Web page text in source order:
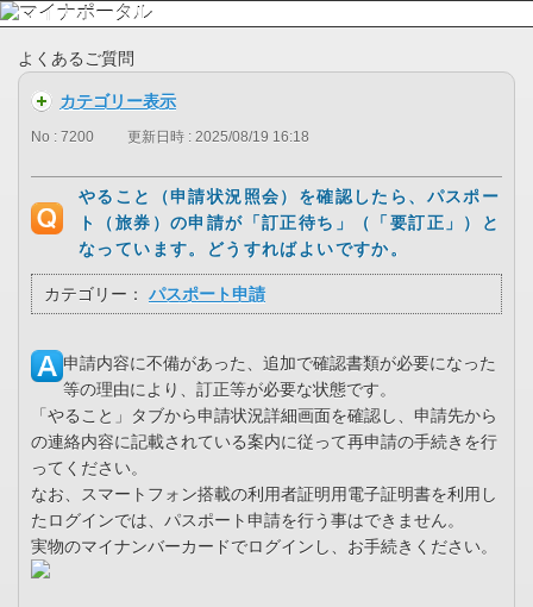
よくあるご質問
カテゴリー表示
No : 7200 更新日時 : 2025/08/19 16:18
やること（申請状況照会）を確認したら、パスポー
ト（旅券）の申請が「訂正待ち」（「要訂正」）と
なっています。どうすればよいですか。
カテゴリー： パスポート申請
申請内容に不備があった、追加で確認書類が必要になった
等の理由により、訂正等が必要な状態です。
「やること」タブから申請状況詳細画面を確認し、申請先から
の連絡内容に記載されている案内に従って再申請の手続きを行
ってください。
なお、スマートフォン搭載の利用者証明用電子証明書を利用し
たログインでは、パスポート申請を行う事はできません。
実物のマイナンバーカードでログインし、お手続きください。